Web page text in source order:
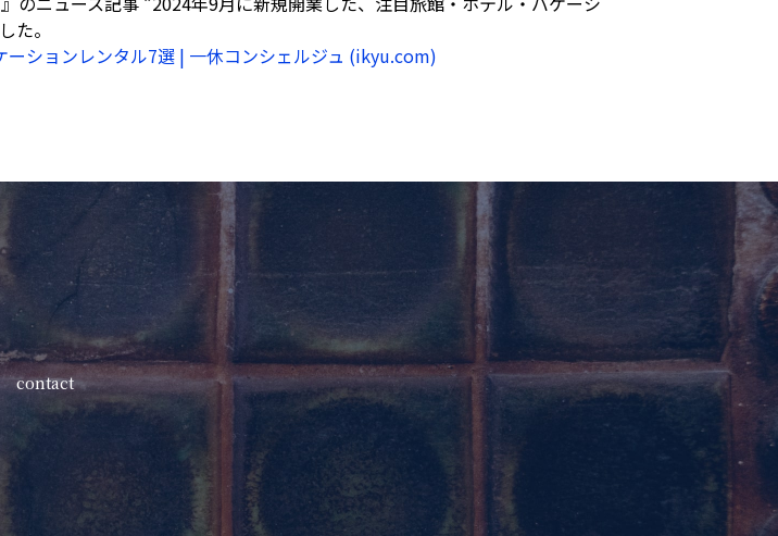
た。
ーションレンタル7選 | 一休コンシェルジュ (ikyu.com)
contact